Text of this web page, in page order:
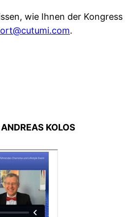
wie Ihnen der Kongress
.
KOLOS